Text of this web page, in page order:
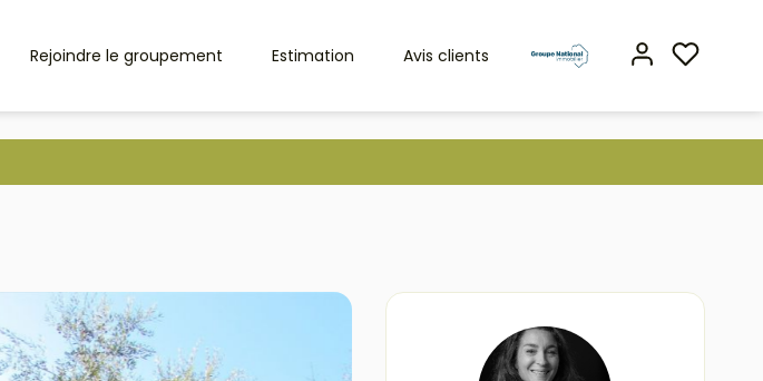
Rejoindre le groupement Estimation Avis clients